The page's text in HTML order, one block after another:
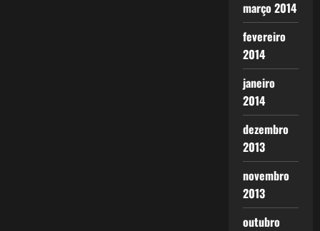
março 2014
fevereiro
2014
janeiro
2014
dezembro
2013
novembro
2013
outubro